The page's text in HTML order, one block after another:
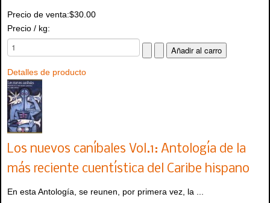
Precio de venta:$30.00
Precio / kg:
Detalles de producto
Los nuevos caníbales Vol.1: Antología de la
más reciente cuentística del Caribe hispano
En esta Antología, se reunen, por primera vez, la ...